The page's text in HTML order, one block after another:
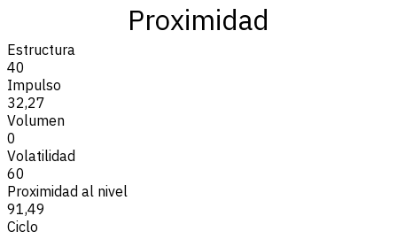
Proximidad
Estructura
40
Impulso
32,27
Volumen
0
Volatilidad
60
Proximidad al nivel
91,49
Ciclo